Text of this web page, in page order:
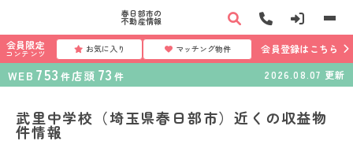
春日部市の
不動産情報
会員限定
コンテンツ お気に入り マッチング物件 会員登録はこちら
WEB 753 件店頭 73 件 2026.08.07 更新
武里中学校（埼玉県春日部市）近くの収益物
件情報